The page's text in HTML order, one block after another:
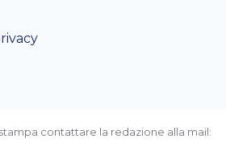
contattare la redazione alla mail: